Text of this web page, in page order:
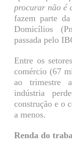
procurar não é
fazem parte
Domicílios
passada pelo
Entre os
comércio (67
ao trimestre
indústria
construção e o
a menos.
Renda do